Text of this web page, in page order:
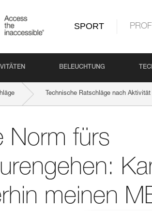
SPORT
BELEUCHTUNG
Technische Ratschläge nach Aktivität
Norm fürs
meinen